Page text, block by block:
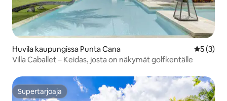
Huvila kaupungissa Punta Cana
5 (3)
Villa Caballet – Keidas, josta on näkymät golfkentälle
Supertarjoaja
Supertarjoaja